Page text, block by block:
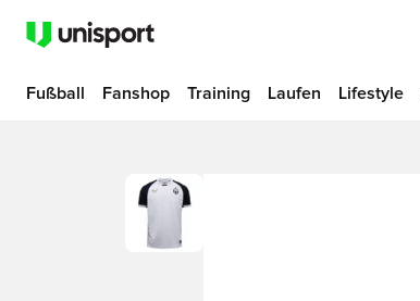
Fußball Fanshop Training Laufen Lifestyle